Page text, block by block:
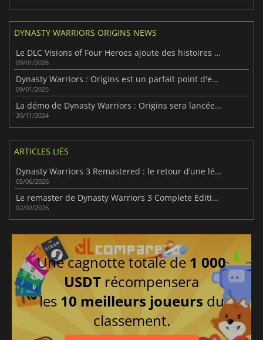
DYNASTY WARRIORS ORIGINS NEWS
Le DLC Visions of Four Heroes ajoute des histoires épiques à Dynasty Warriors
09/01/2026
Dynasty Warriors : Origins est un parfait point d'entrée dans le genre Musou.
09/01/2025
La démo de Dynasty Warriors : Origins sera lancée le 22 novembre
20/11/2024
ARTICLES LIÉS
Dynasty Warriors 3 Remastered : le retour d’une légende
05/06/2026
Le remaster de Dynasty Warriors 3 Complete Edition est retardé
02/02/2026
Une cagnotte totale de 1 000
USDT récompensera
les 10 meilleurs joueurs du
classement.